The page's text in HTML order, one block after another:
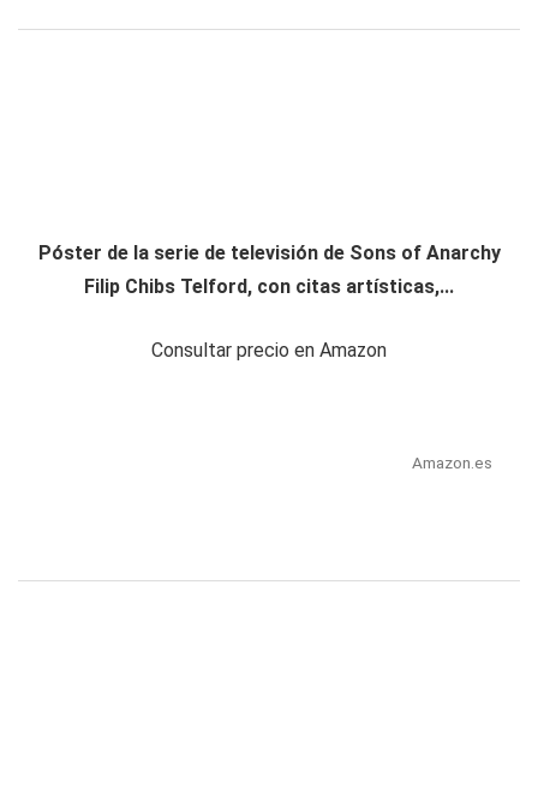
Póster de la serie de televisión de Sons of Anarchy
Filip Chibs Telford, con citas artísticas,...
Consultar precio en Amazon
Amazon.es